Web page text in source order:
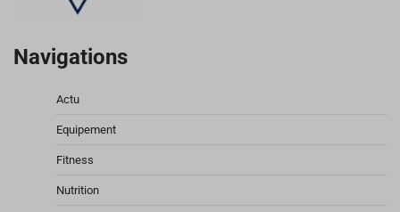
Navigations
Actu
Equipement
Fitness
Nutrition